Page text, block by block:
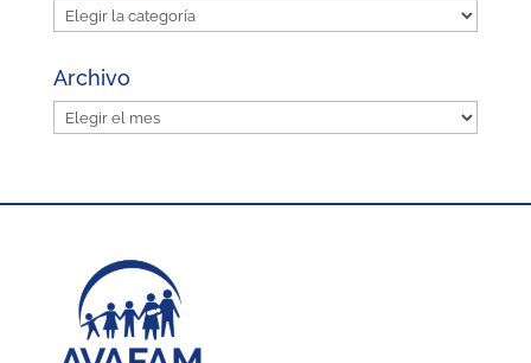
Categorías
Archivo
Archivo